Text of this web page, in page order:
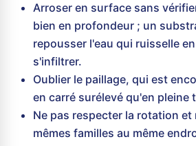
Arroser en surface sans
bien en profondeur ; un
repousser l'eau qui ruisselle
s'infiltrer.
Oublier le paillage, qui est
en carré surélevé qu'en pleine
Ne pas respecter la rotation et
mêmes familles au même